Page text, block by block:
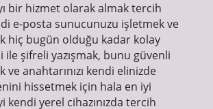
bir hizmet olarak almak tercih
e-posta sunucunuzu işletmek ve
hiç bugün olduğu kadar kolay
ile şifreli yazışmak, bunu güvenli
ve anahtarınızı kendi elinizde
hissetmek için hala en iyi
kendi yerel cihazınızda tercih